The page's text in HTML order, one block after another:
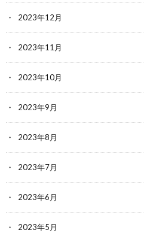
2023年12月
2023年11月
2023年10月
2023年9月
2023年8月
2023年7月
2023年6月
2023年5月